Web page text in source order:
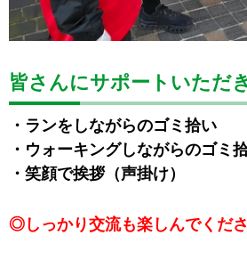
皆さんにサポートいただ
・ランをしながらのゴミ拾い
・ウォーキングしながらのゴミ
・笑顔で挨拶（声掛け）
◎しっかり交流も楽しんでくださ